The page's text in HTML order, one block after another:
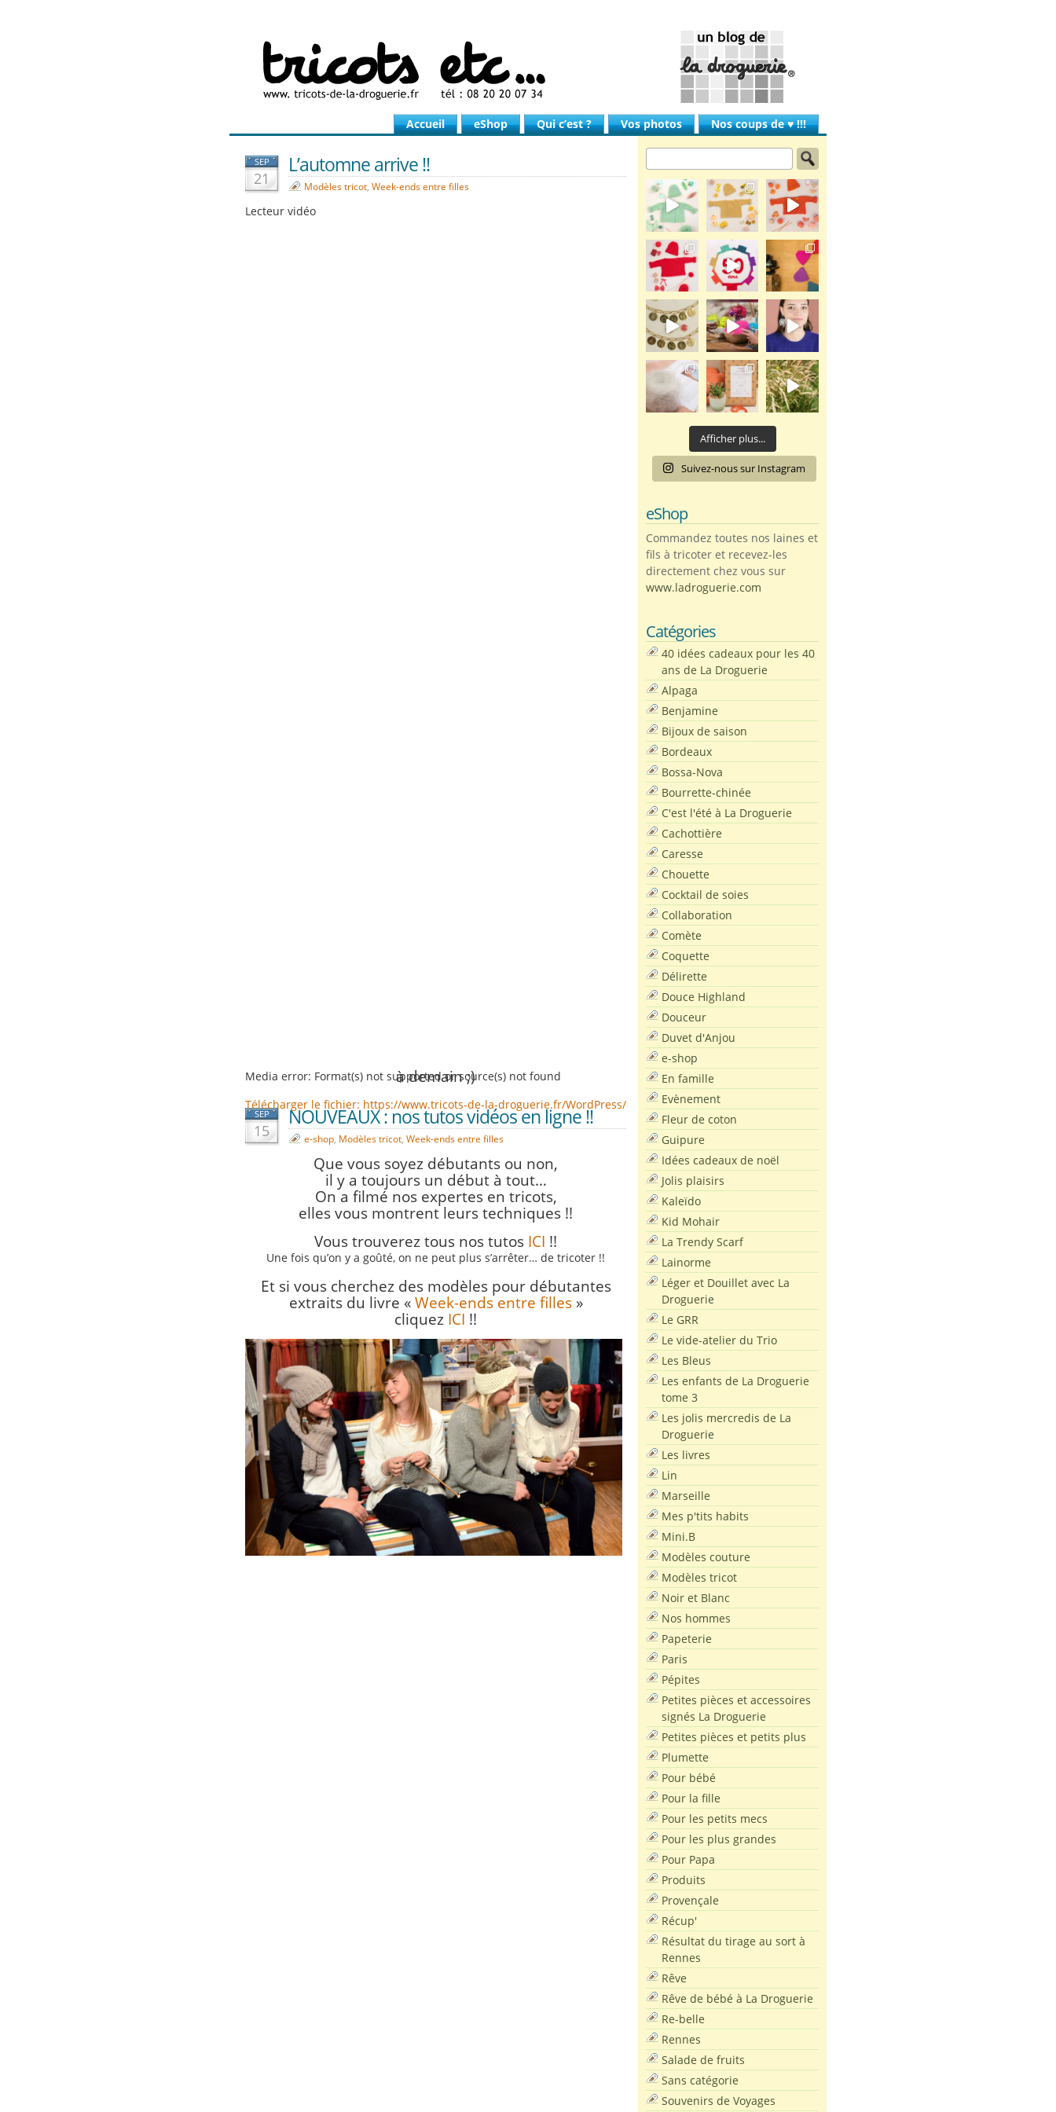
Accueil eShop Qui c’est ? Vos photos Nos coups de ♥ !!!
SEP
21
L’automne arrive !!
Modèles tricot, Week-ends entre filles
Lecteur vidéo
Media error: Format(s) not supported or source(s) not found
Télécharger le fichier: https://www.tricots-de-la-droguerie.fr/WordPress/wp-content/2017/09/Mon-film-mer-steph-boomerang-possible.mp4?_=1
00:00
Utilisez les flèches haut/bas pour augmenter ou diminuer le volume.
à demain ;)
SEP
15
NOUVEAUX : nos tutos vidéos en ligne !!
e-shop, Modèles tricot, Week-ends entre filles
Que vous soyez débutants ou non,
il y a toujours un début à tout…
On a filmé nos expertes en tricots,
elles vous montrent leurs techniques !!
Vous trouverez tous nos tutos ICI !!
Une fois qu’on y a goûté, on ne peut plus s’arrêter… de tricoter !!
Et si vous cherchez des modèles pour débutantes
extraits du livre « Week-ends entre filles»
cliquez ICI !!
Afficher plus...
Suivez-nous sur Instagram
eShop
Commandez toutes nos laines et
fils à tricoter et recevez-les
directement chez vous sur
www.ladroguerie.com
Catégories
40 idées cadeaux pour les 40
ans de La Droguerie
Alpaga
Benjamine
Bijoux de saison
Bordeaux
Bossa-Nova
Bourrette-chinée
C'est l'été à La Droguerie
Cachottière
Caresse
Chouette
Cocktail de soies
Collaboration
Comète
Coquette
Délirette
Douce Highland
Douceur
Duvet d'Anjou
e-shop
En famille
Evènement
Fleur de coton
Guipure
Idées cadeaux de noël
Jolis plaisirs
Kaleïdo
Kid Mohair
La Trendy Scarf
Lainorme
Léger et Douillet avec La
Droguerie
Le GRR
Le vide-atelier du Trio
Les Bleus
Les enfants de La Droguerie
tome 3
Les jolis mercredis de La
Droguerie
Les livres
Lin
Marseille
Mes p'tits habits
Mini.B
Modèles couture
Modèles tricot
Noir et Blanc
Nos hommes
Papeterie
Paris
Pépites
Petites pièces et accessoires
signés La Droguerie
Petites pièces et petits plus
Plumette
Pour bébé
Pour la fille
Pour les petits mecs
Pour les plus grandes
Pour Papa
Produits
Provençale
Récup'
Résultat du tirage au sort à
Rennes
Rêve
Rêve de bébé à La Droguerie
Re-belle
Rennes
Salade de fruits
Sans catégorie
Souvenirs de Voyages